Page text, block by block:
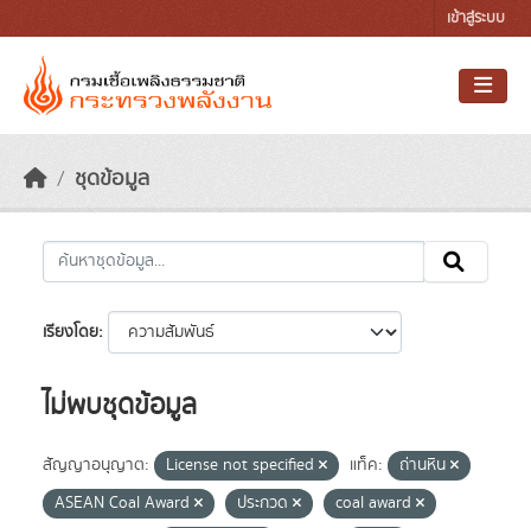
เข้าสู่ระบบ
ชุดข้อมูล
เรียงโดย
ไม่พบชุดข้อมูล
สัญญาอนุญาต: License not specified แท็ค:
ถ่านหิน
ASEAN Coal Award
ประกวด
coal award